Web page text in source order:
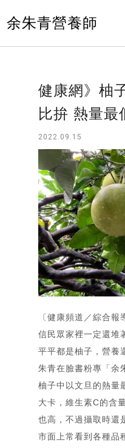
余朱青營養師
健康網》柚
比拚 熱量最
2022.09.15
〔健康頻道／綜合
信民眾家裡一定還堆
平平都是柚子，營養
朱青在臉書粉專「 余
柚子中以文旦的熱量
大卡，維生素C的含
也高，不過攝取時還
市面上常看到各種品